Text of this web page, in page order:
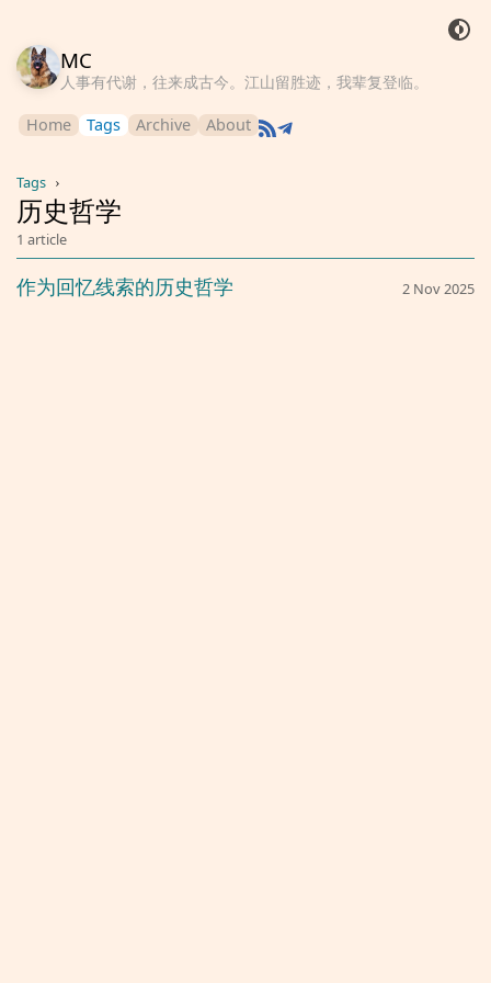
MC
人事有代谢，往来成古今。江山留胜迹，我辈复登临。
Home Tags Archive About
Tags ›
历史哲学
1 article
作为回忆线索的历史哲学 2 Nov 2025